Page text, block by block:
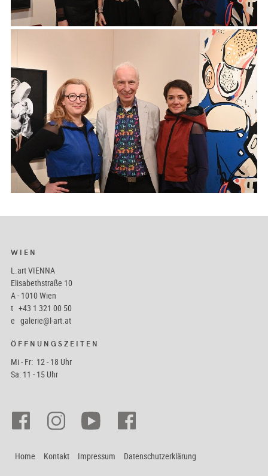
WIEN
L.art VIENNA
Elisabethstraße 10
A - 1010 Wien
t +43 1 321 00 50
e galerie@l-art.at
ÖFFNUNGSZEITEN
Mi - Fr: 12 - 18 Uhr
Sa: 11 - 15 Uhr
Home Kontakt Impressum Datenschutzerklärung